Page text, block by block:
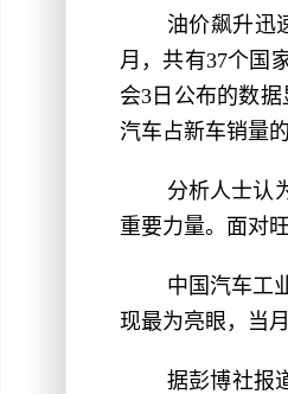
油价飙升迅
月，共有37个国
会3日公布的数
汽车占新车销量的
分析人士认
重要力量。面对
中国汽车工
现最为亮眼，当
据彭博社报